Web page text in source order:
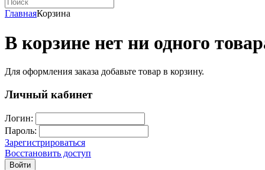
ГлавнаяКорзина
В корзине нет ни одного
Для оформления заказа добавьте товар в корзину.
Личный кабинет
Логин:
Пароль:
Зарегистрироваться
Восстановить доступ
Войти